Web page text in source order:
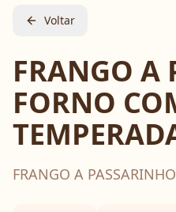
Voltar
FRANGO A
FORNO
FRANGO A